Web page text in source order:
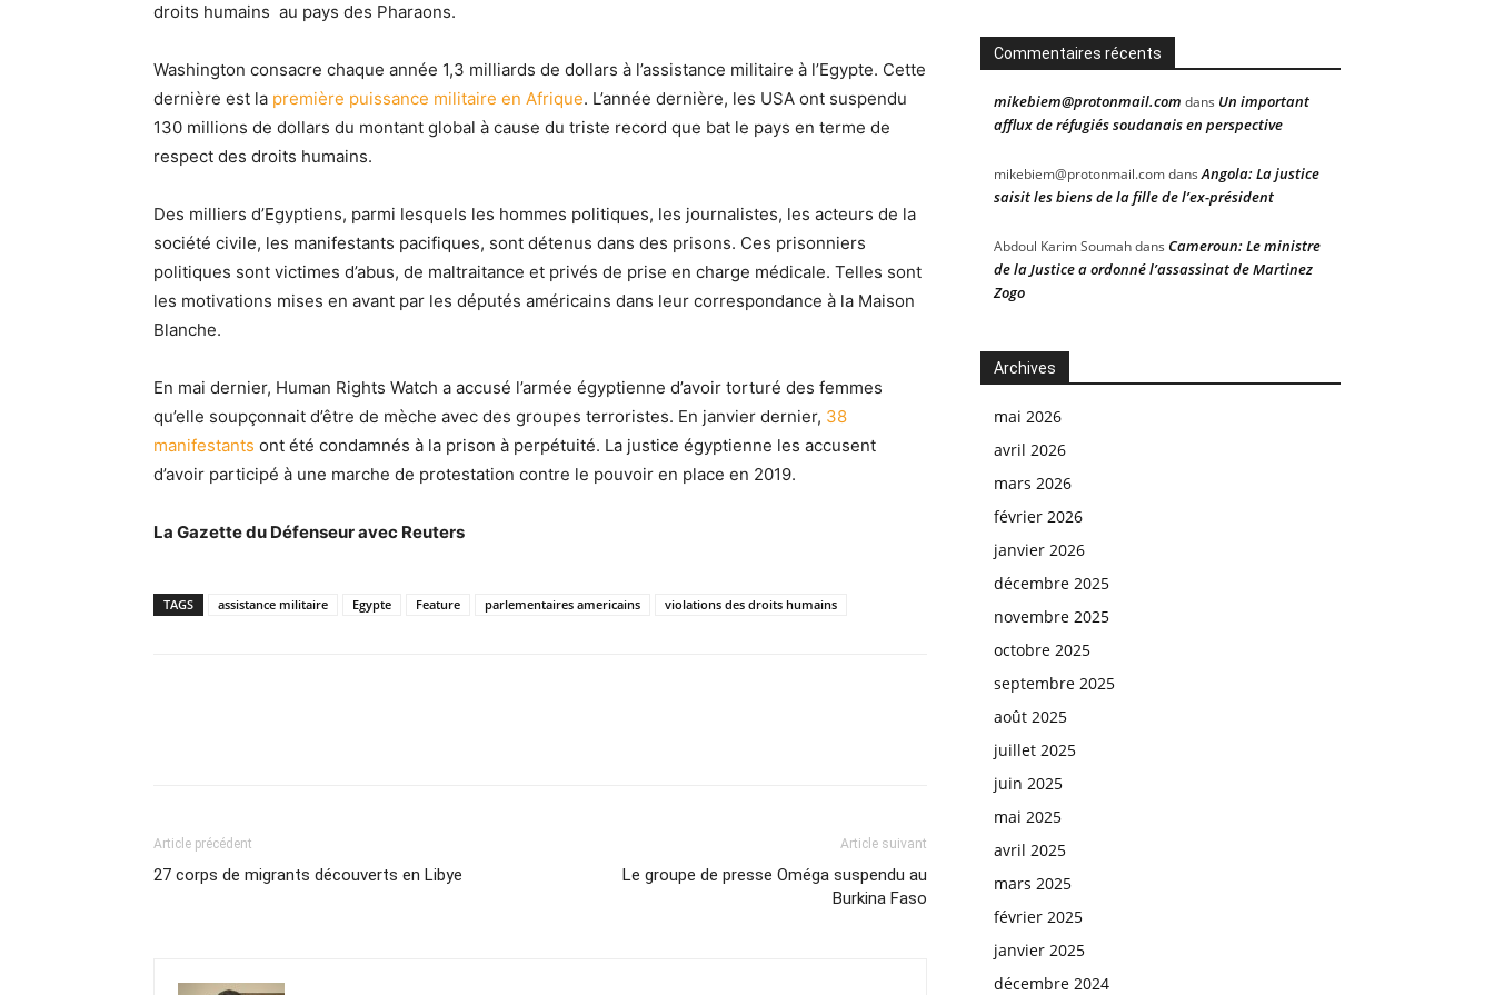
droits humains au pays des Pharaons.
Washington consacre chaque année 1,3 milliards de dollars à l’assistance militaire à l’Egypte. Cette
dernière est la première puissance militaire en Afrique. L’année dernière, les USA ont suspendu
130 millions de dollars du montant global à cause du triste record que bat le pays en terme de
respect des droits humains.
Des milliers d’Egyptiens, parmi lesquels les hommes politiques, les journalistes, les acteurs de la
société civile, les manifestants pacifiques, sont détenus dans des prisons. Ces prisonniers
politiques sont victimes d’abus, de maltraitance et privés de prise en charge médicale. Telles sont
les motivations mises en avant par les députés américains dans leur correspondance à la Maison
Blanche.
En mai dernier, Human Rights Watch a accusé l’armée égyptienne d’avoir torturé des femmes
qu’elle soupçonnait d’être de mèche avec des groupes terroristes. En janvier dernier, 38
manifestants ont été condamnés à la prison à perpétuité. La justice égyptienne les accusent
d’avoir participé à une marche de protestation contre le pouvoir en place en 2019.
La Gazette du Défenseur avec Reuters
TAGS assistance militaire Egypte Feature parlementaires americains violations des droits humains
Article précédent
27 corps de migrants découverts en Libye
Article suivant
Le groupe de presse Oméga suspendu au
Burkina Faso
Commentaires récents
mikebiem@protonmail.com dans Un important
afflux de réfugiés soudanais en perspective
mikebiem@protonmail.comdansAngola: La justice
saisit les biens de la fille de l’ex-président
Abdoul Karim Soumahdans Cameroun: Le ministre
de la Justice a ordonné l’assassinat de Martinez
Zogo
Archives
mai 2026
avril 2026
mars 2026
février 2026
janvier 2026
décembre 2025
novembre 2025
octobre 2025
septembre 2025
août 2025
juillet 2025
juin 2025
mai 2025
avril 2025
mars 2025
février 2025
janvier 2025
décembre 2024